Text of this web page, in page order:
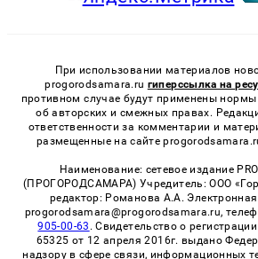
При использовании материалов
progorodsamara.ru гиперссылка на
противном случае будут применены
об авторских и смежных правах.
ответственности за комментарии и
размещенные на сайте
Наименование: сетевое издание
(ПРОГОРОДСАМАРА) Учредитель: ООО
редактор: Романова А.А.
progorodsamara@progorodsamara.ru,
905-00-63 . Свидетельство о
65325 от 12 апреля 2016г. выдано
надзору в сфере связи, информационных